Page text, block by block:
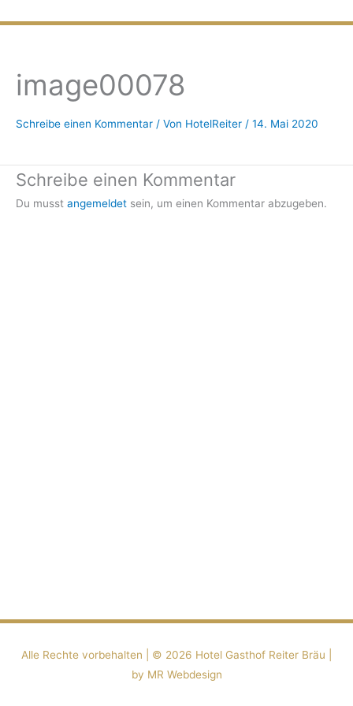
Inhalt
image00078
Schreibe einen Kommentar / Von HotelReiter / 14. Mai 2020
Schreibe einen Kommentar
Du musst angemeldet sein, um einen Kommentar abzugeben.
Alle Rechte vorbehalten | ©️ 2026 Hotel Gasthof Reiter Bräu
by MR Webdesign